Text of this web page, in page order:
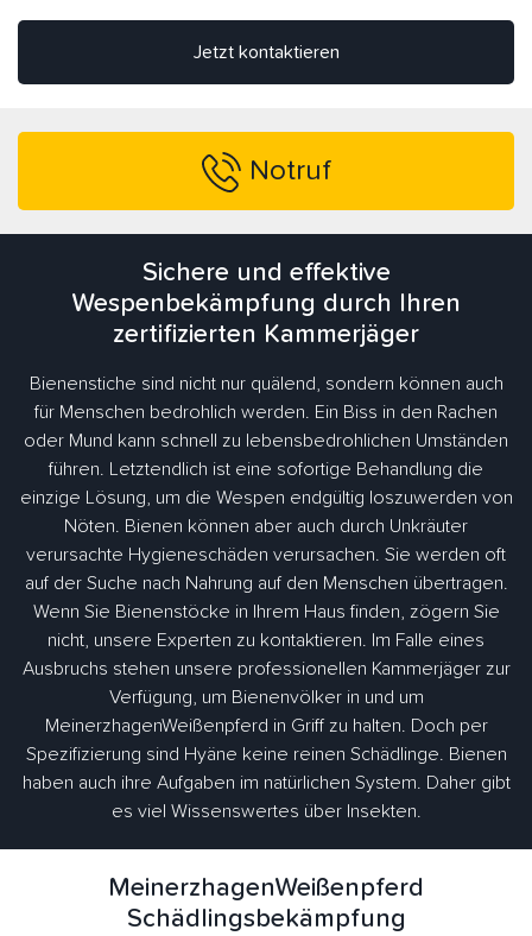
Jetzt kontaktieren
Notruf
Sichere und effektive
Wespenbekämpfung durch Ihren
zertifizierten Kammerjäger
Bienenstiche sind nicht nur quälend, sondern können auch
für Menschen bedrohlich werden. Ein Biss in den Rachen
oder Mund kann schnell zu lebensbedrohlichen Umständen
führen. Letztendlich ist eine sofortige Behandlung die
einzige Lösung, um die Wespen endgültig loszuwerden von
Nöten. Bienen können aber auch durch Unkräuter
verursachte Hygieneschäden verursachen. Sie werden oft
auf der Suche nach Nahrung auf den Menschen übertragen.
Wenn Sie Bienenstöcke in Ihrem Haus finden, zögern Sie
nicht, unsere Experten zu kontaktieren. Im Falle eines
Ausbruchs stehen unsere professionellen Kammerjäger zur
Verfügung, um Bienenvölker in und um
MeinerzhagenWeißenpferd in Griff zu halten. Doch per
Spezifizierung sind Hyäne keine reinen Schädlinge. Bienen
haben auch ihre Aufgaben im natürlichen System. Daher gibt
es viel Wissenswertes über Insekten.
MeinerzhagenWeißenpferd
Schädlingsbekämpfung